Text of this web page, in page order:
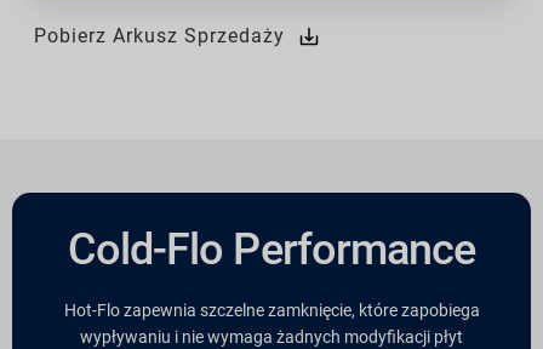
Pobierz Arkusz Sprzedaży
Cold-Flo Performance
Hot-Flo zapewnia szczelne zamknięcie, które zapobiega
wypływaniu i nie wymaga żadnych modyfikacji płyt